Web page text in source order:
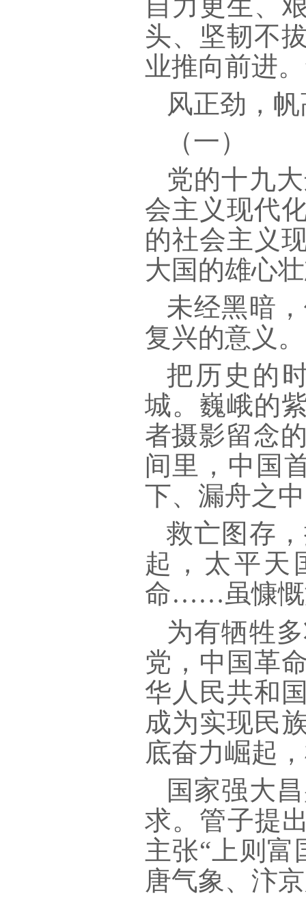
头、坚韧不
业推向前进
风正劲，
（一）
党的十九
会主义现代
的社会主义
大国的雄心
未经黑暗
复兴的意义。
把历史的
城。巍峨的
者摄影留念
间里，中国
下、漏舟之
救亡图存
起，太平天
命……虽慷慨
为有牺牲
党，中国革
华人民共和
成为实现民
底奋力崛起
国家强大
求。管子提
主张“上则
唐气象、汴